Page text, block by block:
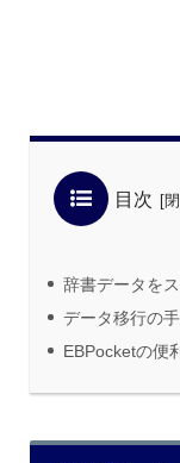
目次
辞書データを
データ移行の
EBPocketの便